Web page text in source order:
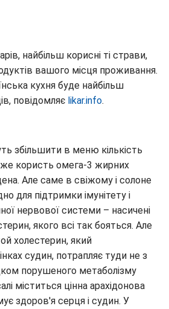
найбільш корисні ті страви,
вашого місця проживання.
кухня буде найбільш
повідомляє likar.info.
збільшити в меню кількість
користь омега-3 жирних
Але саме в свіжому і солоне
для підтримки імунітету і
нервової системи – насичені
якого всі так бояться. Але
холестерин, який
судин, потрапляє туди не з
порушеного метаболізму
міститься цінна арахідонова
здоров'я серця і судин. У